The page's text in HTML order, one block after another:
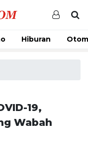
Hiburan
19,
Wabah